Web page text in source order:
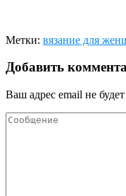
Метки: вязание для
Добавить
Ваш адрес email не